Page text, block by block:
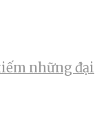
những đại